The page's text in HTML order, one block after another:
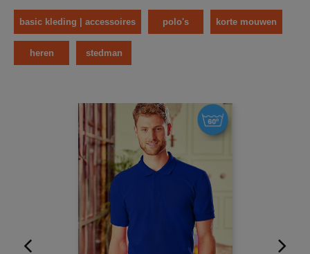
basic kleding | accessoires polo's korte mouwen
heren stedman